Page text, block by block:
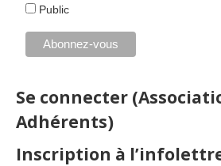
Public
Se connecter
Adhérents)
Inscription à